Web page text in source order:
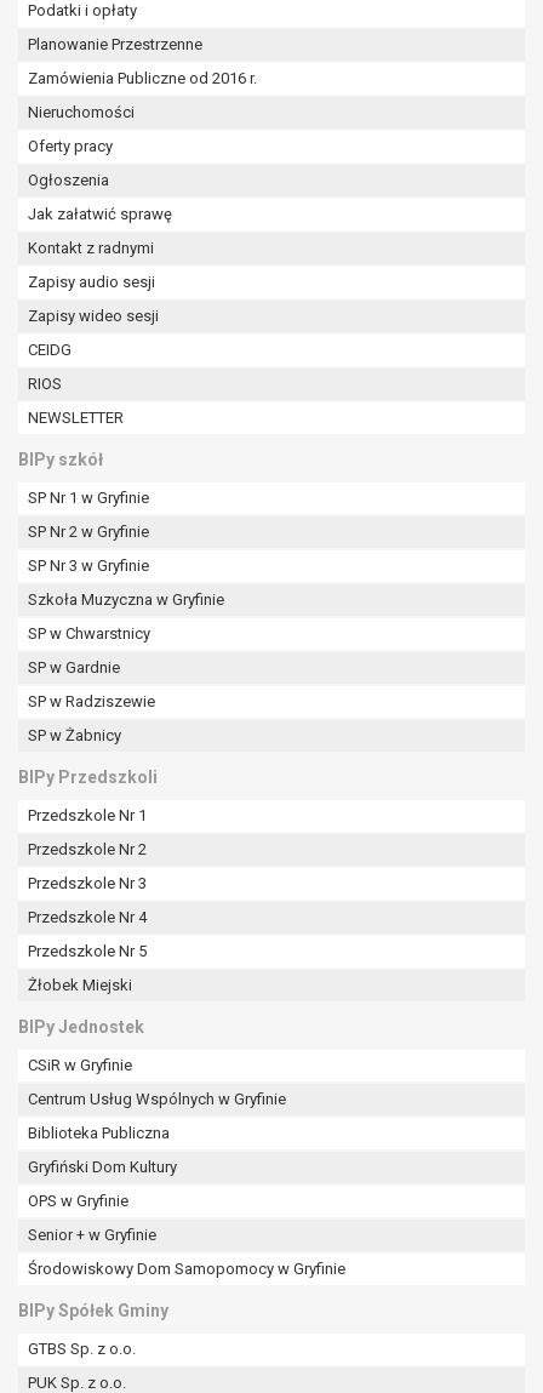
Podatki i opłaty
Planowanie Przestrzenne
Zamówienia Publiczne od 2016 r.
Nieruchomości
Oferty pracy
Ogłoszenia
Jak załatwić sprawę
Kontakt z radnymi
Zapisy audio sesji
Zapisy wideo sesji
CEIDG
RIOS
NEWSLETTER
BIPy szkół
SP Nr 1 w Gryfinie
SP Nr 2 w Gryfinie
SP Nr 3 w Gryfinie
Szkoła Muzyczna w Gryfinie
SP w Chwarstnicy
SP w Gardnie
SP w Radziszewie
SP w Żabnicy
BIPy Przedszkoli
Przedszkole Nr 1
Przedszkole Nr 2
Przedszkole Nr 3
Przedszkole Nr 4
Przedszkole Nr 5
Żłobek Miejski
BIPy Jednostek
CSiR w Gryfinie
Centrum Usług Wspólnych w Gryfinie
Biblioteka Publiczna
Gryfiński Dom Kultury
OPS w Gryfinie
Senior + w Gryfinie
Środowiskowy Dom Samopomocy w Gryfinie
BIPy Spółek Gminy
GTBS Sp. z o.o.
PUK Sp. z o.o.
szczególną sytuacją. W razie wniesienia
podstaw do ustalenia, dochodzenia lub
obrony roszczeń.
W przypadku gdy przetwarzanie danych
cofnięcia tej zgody w dowolnym momencie.
Cofnięcie to nie ma wpływu na zgodność
zgody przed jej cofnięciem.
Przysługuje Pani/Panu prawo wniesienia skargi do
organu nadzorczego na niezgodne z prawem
przez administratora.
Organem właściwym do wniesienia skargi jest
Prezes Urzędu Ochrony Danych Osobowych.
W zależności od sfery, w której przetwarzane są
dobrowolne albo jest wymogiem ustawowym lub
umownym.
zautomatyzowanemu podejmowaniu decyzji, w
tym również profilowaniu.